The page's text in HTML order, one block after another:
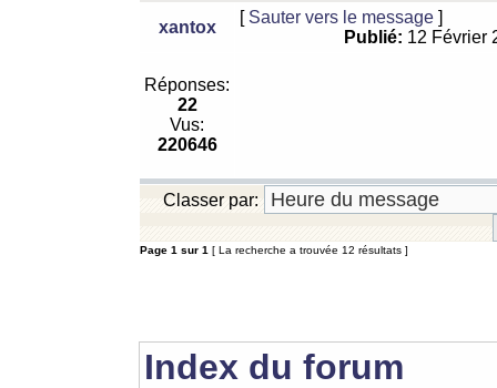
xantox
[ Sauter vers le message ]
Publié: 12 Février
Réponses:
22
Vus:
220646
Classer par:
Page 1 sur 1 [ La recherche a trouvée 12 résultats ]
Index du forum